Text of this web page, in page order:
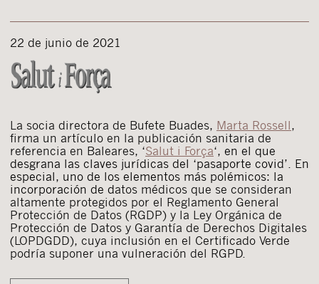
22 de junio de 2021
La socia directora de Bufete Buades, Marta Rossell,
firma un artículo en la publicación sanitaria de
referencia en Baleares, ‘Salut i Força‘, en el que
desgrana las claves jurídicas del ‘pasaporte covid’. En
especial, uno de los elementos más polémicos: la
incorporación de datos médicos que se consideran
altamente protegidos por el Reglamento General
Protección de Datos (RGDP) y la Ley Orgánica de
Protección de Datos y Garantía de Derechos Digitales
(LOPDGDD), cuya inclusión en el Certificado Verde
podría suponer una vulneración del RGPD.